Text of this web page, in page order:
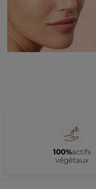
100%actifs
végétaux